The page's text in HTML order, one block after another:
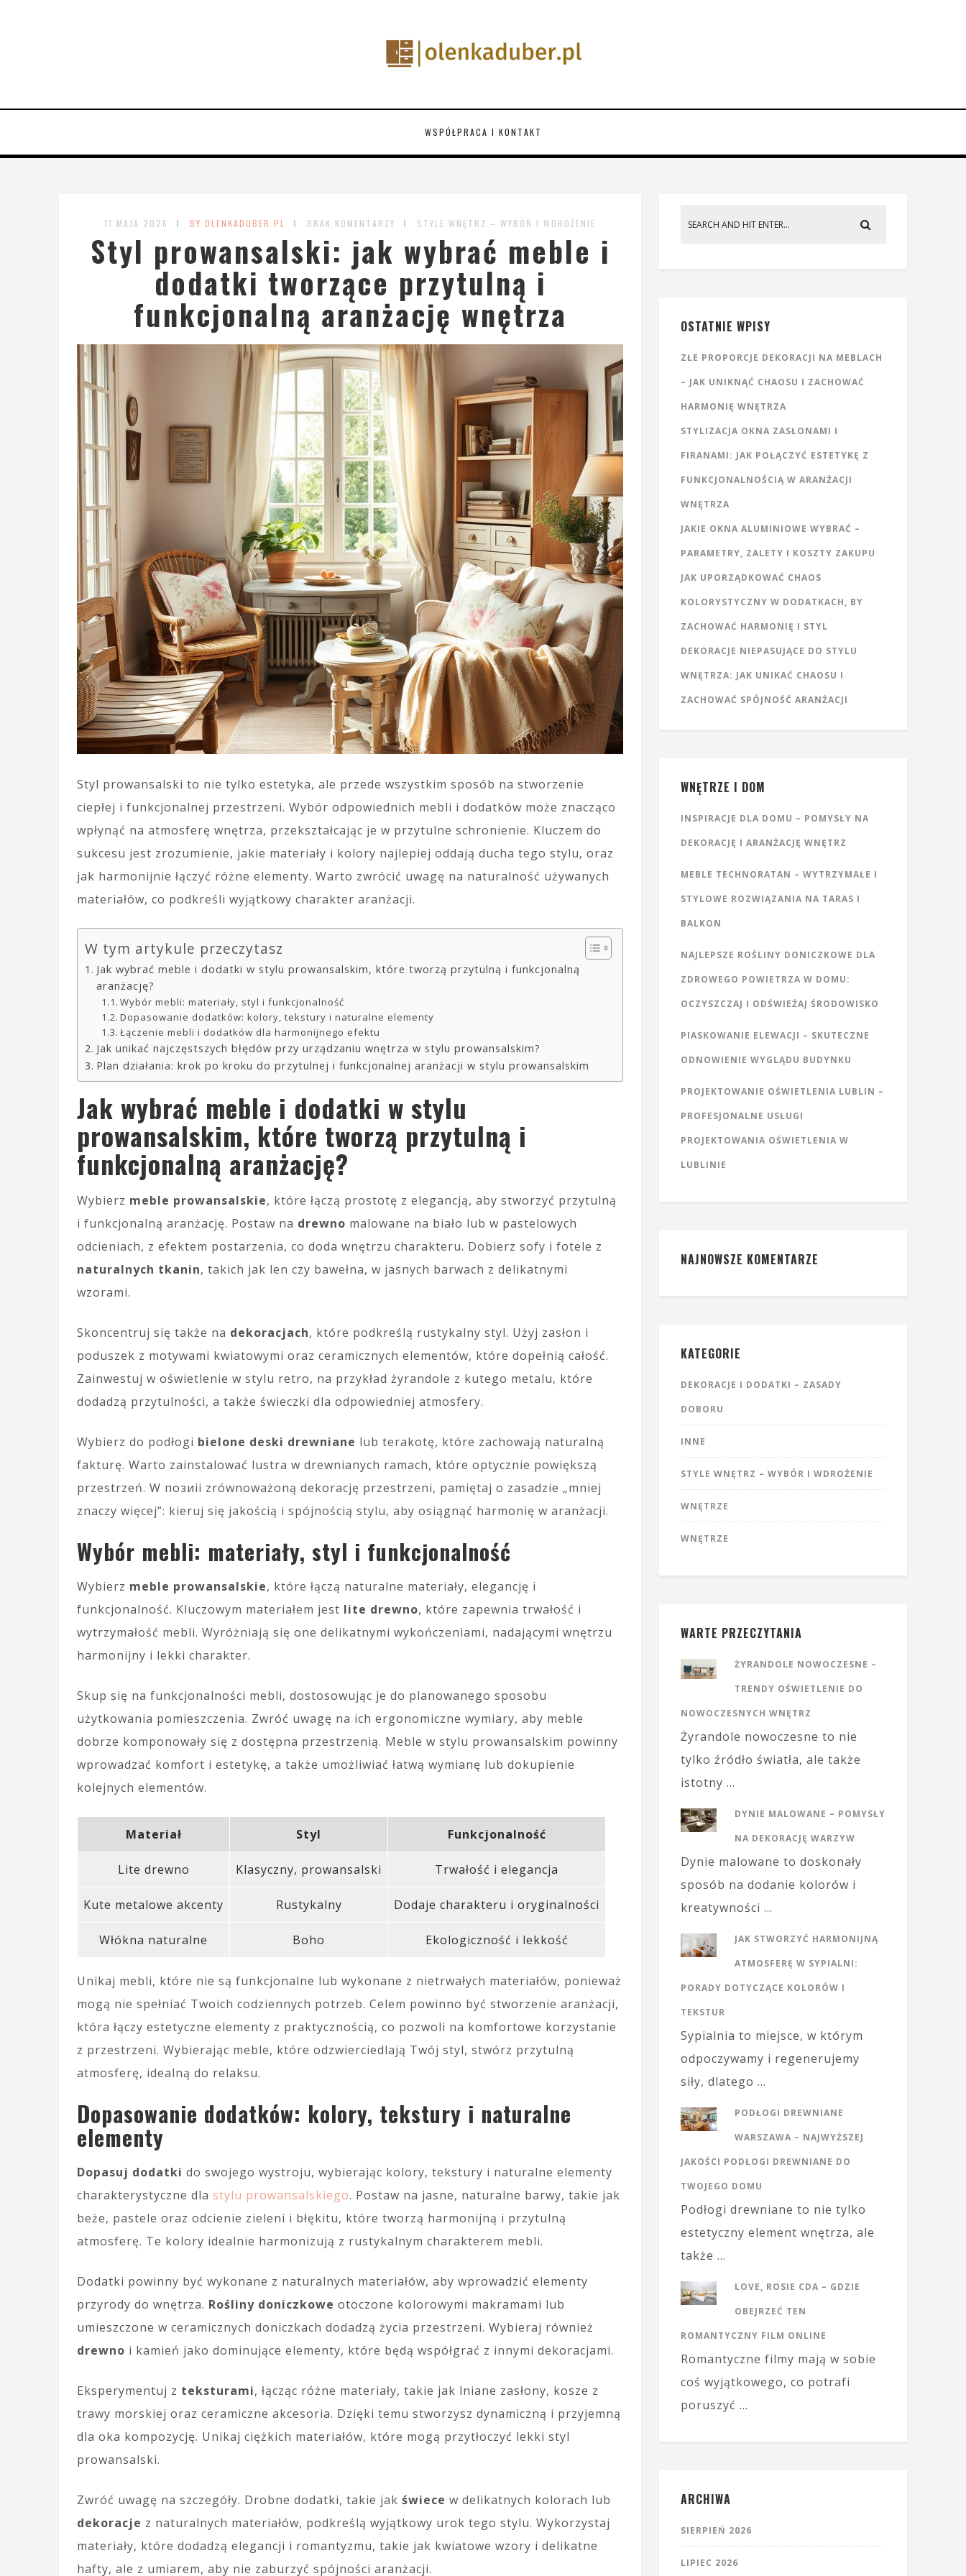
WSPÓŁPRACA I KONTAKT
11 MAJA 2026 BY OLENKADUBER.PL BRAK KOMENTARZY STYLE WNĘTRZ – WYBÓR I WDROŻENIE
Styl prowansalski: jak wybrać meble i
dodatki tworzące przytulną i
funkcjonalną aranżację wnętrza
Styl prowansalski to nie tylko estetyka, ale przede wszystkim sposób na stworzenie
ciepłej i funkcjonalnej przestrzeni. Wybór odpowiednich mebli i dodatków może znacząco
wpłynąć na atmosferę wnętrza, przekształcając je w przytulne schronienie. Kluczem do
sukcesu jest zrozumienie, jakie materiały i kolory najlepiej oddają ducha tego stylu, oraz
jak harmonijnie łączyć różne elementy. Warto zwrócić uwagę na naturalność używanych
materiałów, co podkreśli wyjątkowy charakter aranżacji.
W tym artykule przeczytasz
Jak wybrać meble i dodatki w stylu prowansalskim, które tworzą przytulną i funkcjonalną
aranżację?
Wybór mebli: materiały, styl i funkcjonalność
Dopasowanie dodatków: kolory, tekstury i naturalne elementy
Łączenie mebli i dodatków dla harmonijnego efektu
Jak unikać najczęstszych błędów przy urządzaniu wnętrza w stylu prowansalskim?
Plan działania: krok po kroku do przytulnej i funkcjonalnej aranżacji w stylu prowansalskim
Jak wybrać meble i dodatki w stylu
prowansalskim, które tworzą przytulną i
funkcjonalną aranżację?
Wybierz meble prowansalskie, które łączą prostotę z elegancją, aby stworzyć przytulną
i funkcjonalną aranżację. Postaw na drewno malowane na biało lub w pastelowych
odcieniach, z efektem postarzenia, co doda wnętrzu charakteru. Dobierz sofy i fotele z
naturalnych tkanin, takich jak len czy bawełna, w jasnych barwach z delikatnymi
wzorami.
Skoncentruj się także na dekoracjach, które podkreślą rustykalny styl. Użyj zasłon i
poduszek z motywami kwiatowymi oraz ceramicznych elementów, które dopełnią całość.
Zainwestuj w oświetlenie w stylu retro, na przykład żyrandole z kutego metalu, które
dodadzą przytulności, a także świeczki dla odpowiedniej atmosfery.
Wybierz do podłogi bielone deski drewniane lub terakotę, które zachowają naturalną
fakturę. Warto zainstalować lustra w drewnianych ramach, które optycznie powiększą
przestrzeń. W позиii zrównoważoną dekorację przestrzeni, pamiętaj o zasadzie „mniej
znaczy więcej”: kieruj się jakością i spójnością stylu, aby osiągnąć harmonię w aranżacji.
Wybór mebli: materiały, styl i funkcjonalność
Wybierz meble prowansalskie, które łączą naturalne materiały, elegancję i
funkcjonalność. Kluczowym materiałem jest lite drewno, które zapewnia trwałość i
wytrzymałość mebli. Wyróżniają się one delikatnymi wykończeniami, nadającymi wnętrzu
harmonijny i lekki charakter.
Skup się na funkcjonalności mebli, dostosowując je do planowanego sposobu
użytkowania pomieszczenia. Zwróć uwagę na ich ergonomiczne wymiary, aby meble
dobrze komponowały się z dostępna przestrzenią. Meble w stylu prowansalskim powinny
wprowadzać komfort i estetykę, a także umożliwiać łatwą wymianę lub dokupienie
kolejnych elementów.
Materiał Styl Funkcjonalność
Lite drewno Klasyczny, prowansalski Trwałość i elegancja
Kute metalowe akcenty Rustykalny Dodaje charakteru i oryginalności
Włókna naturalne Boho Ekologiczność i lekkość
Unikaj mebli, które nie są funkcjonalne lub wykonane z nietrwałych materiałów, ponieważ
mogą nie spełniać Twoich codziennych potrzeb. Celem powinno być stworzenie aranżacji,
która łączy estetyczne elementy z praktycznością, co pozwoli na komfortowe korzystanie
z przestrzeni. Wybierając meble, które odzwierciedlają Twój styl, stwórz przytulną
atmosferę, idealną do relaksu.
Dopasowanie dodatków: kolory, tekstury i naturalne
elementy
Dopasuj dodatki do swojego wystroju, wybierając kolory, tekstury i naturalne elementy
charakterystyczne dla stylu prowansalskiego. Postaw na jasne, naturalne barwy, takie jak
beże, pastele oraz odcienie zieleni i błękitu, które tworzą harmonijną i przytulną
atmosferę. Te kolory idealnie harmonizują z rustykalnym charakterem mebli.
Dodatki powinny być wykonane z naturalnych materiałów, aby wprowadzić elementy
przyrody do wnętrza. Rośliny doniczkowe otoczone kolorowymi makramami lub
umieszczone w ceramicznych doniczkach dodadzą życia przestrzeni. Wybieraj również
drewno i kamień jako dominujące elementy, które będą współgrać z innymi dekoracjami.
Eksperymentuj z teksturami, łącząc różne materiały, takie jak lniane zasłony, kosze z
trawy morskiej oraz ceramiczne akcesoria. Dzięki temu stworzysz dynamiczną i przyjemną
dla oka kompozycję. Unikaj ciężkich materiałów, które mogą przytłoczyć lekki styl
prowansalski.
Zwróć uwagę na szczegóły. Drobne dodatki, takie jak świece w delikatnych kolorach lub
dekoracje z naturalnych materiałów, podkreślą wyjątkowy urok tego stylu. Wykorzystaj
materiały, które dodadzą elegancji i romantyzmu, takie jak kwiatowe wzory i delikatne
hafty, ale z umiarem, aby nie zaburzyć spójności aranżacji.
OSTATNIE WPISY
ZŁE PROPORCJE DEKORACJI NA MEBLACH
– JAK UNIKNĄĆ CHAOSU I ZACHOWAĆ
HARMONIĘ WNĘTRZA
STYLIZACJA OKNA ZASŁONAMI I
FIRANAMI: JAK POŁĄCZYĆ ESTETYKĘ Z
FUNKCJONALNOŚCIĄ W ARANŻACJI
WNĘTRZA
JAKIE OKNA ALUMINIOWE WYBRAĆ –
PARAMETRY, ZALETY I KOSZTY ZAKUPU
JAK UPORZĄDKOWAĆ CHAOS
KOLORYSTYCZNY W DODATKACH, BY
ZACHOWAĆ HARMONIĘ I STYL
DEKORACJE NIEPASUJĄCE DO STYLU
WNĘTRZA: JAK UNIKAĆ CHAOSU I
ZACHOWAĆ SPÓJNOŚĆ ARANŻACJI
WNĘTRZE I DOM
INSPIRACJE DLA DOMU – POMYSŁY NA
DEKORACJĘ I ARANŻACJĘ WNĘTRZ
MEBLE TECHNORATAN – WYTRZYMAŁE I
STYLOWE ROZWIĄZANIA NA TARAS I
BALKON
NAJLEPSZE ROŚLINY DONICZKOWE DLA
ZDROWEGO POWIETRZA W DOMU:
OCZYSZCZAJ I ODŚWIEŻAJ ŚRODOWISKO
PIASKOWANIE ELEWACJI – SKUTECZNE
ODNOWIENIE WYGLĄDU BUDYNKU
PROJEKTOWANIE OŚWIETLENIA LUBLIN –
PROFESJONALNE USŁUGI
PROJEKTOWANIA OŚWIETLENIA W
LUBLINIE
NAJNOWSZE KOMENTARZE
KATEGORIE
DEKORACJE I DODATKI – ZASADY
DOBORU
INNE
STYLE WNĘTRZ – WYBÓR I WDROŻENIE
WNĘTRZE
WNĘTRZE
WARTE PRZECZYTANIA
ŻYRANDOLE NOWOCZESNE –
TRENDY OŚWIETLENIE DO
NOWOCZESNYCH WNĘTRZ
Żyrandole nowoczesne to nie
tylko źródło światła, ale także
istotny …
DYNIE MALOWANE – POMYSŁY
NA DEKORACJĘ WARZYW
Dynie malowane to doskonały
sposób na dodanie kolorów i
kreatywności …
JAK STWORZYĆ HARMONIJNĄ
ATMOSFERĘ W SYPIALNI:
PORADY DOTYCZĄCE KOLORÓW I
TEKSTUR
Sypialnia to miejsce, w którym
odpoczywamy i regenerujemy
siły, dlatego …
PODŁOGI DREWNIANE
WARSZAWA – NAJWYŻSZEJ
JAKOŚCI PODŁOGI DREWNIANE DO
TWOJEGO DOMU
Podłogi drewniane to nie tylko
estetyczny element wnętrza, ale
także …
LOVE, ROSIE CDA – GDZIE
OBEJRZEĆ TEN
ROMANTYCZNY FILM ONLINE
Romantyczne filmy mają w sobie
coś wyjątkowego, co potrafi
poruszyć …
ARCHIWA
SIERPIEŃ 2026
LIPIEC 2026